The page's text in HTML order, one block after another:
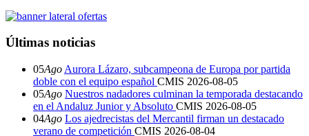
Últimas noticias
05Ago Aurora Lázaro, subcampeona de Europa por partida
doble con el equipo español CMIS 2026-08-05
05Ago Nuestros nadadores culminan la temporada destacando
en el Andaluz Junior y Absoluto CMIS 2026-08-05
04Ago Los ajedrecistas del Mercantil firman un destacado
verano de competición CMIS 2026-08-04